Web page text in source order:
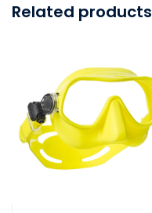
Related products